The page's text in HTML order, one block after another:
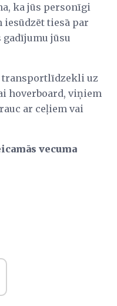
ka jūs personīgi
iesūdzēt tiesā par
gadījumu jūsu
transportlīdzekli uz
hoverboard, viņiem
ar ceļiem vai
vecuma